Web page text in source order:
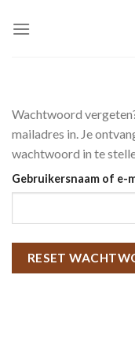
naar
Wachtwoord
mailadres in. Je
wachtwoord in te
Gebruikersnaam of e-
RESET